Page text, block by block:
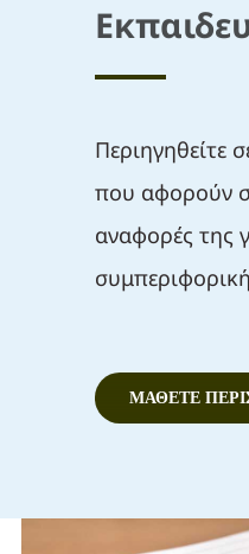
Περιηγηθείτε
που αφορούν
αναφορές της
ΜΆΘΕΤΕ